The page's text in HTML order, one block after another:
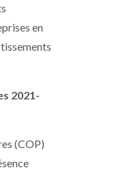
en
2021-
(COP)